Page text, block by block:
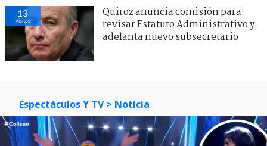
13
visitas
Quiroz anuncia comisión para
revisar Estatuto Administrativo y
adelanta nuevo subsecretario
Espectáculos Y TV > Noticia